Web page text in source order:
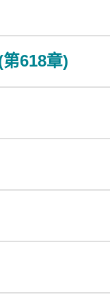
第618章)